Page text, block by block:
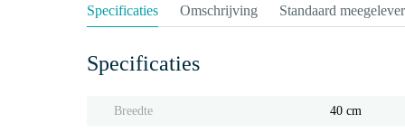
Specificaties Omschrijving Standaard
Specificaties
Breedte 40 cm